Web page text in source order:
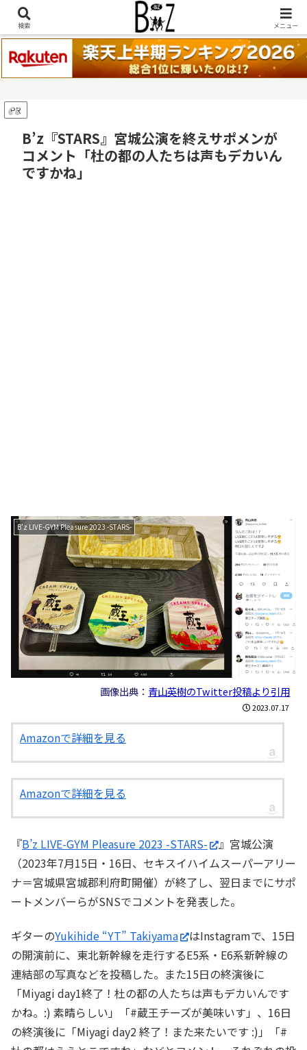
稲葉浩志『en-Zepp』『enⅣ』セトリ一覧はこちら
PR
B’z『STARS』宮城公演を終えサポメンが
コメント「杜の都の人たちは声もデカいん
ですかね」
B'z LIVE-GYM Pleasure 2023 -STARS-
画像出典： 青山英樹のTwitter投稿より引用
2023.07.17
Amazonで詳細を見る
Amazonで詳細を見る
『B’z LIVE-GYM Pleasure 2023 -STARS-
』宮城公演
（2023年7月15日・16日、セキスイハイムスーパーアリー
ナ＝宮城県宮城郡利府町開催）が終了し、翌日までにサポ
ートメンバーらがSNSでコメントを発表した。
ギターのYukihide “YT” Takiyama
はInstagramで、15日
の開演前に、東北新幹線を走行するE5系・E6系新幹線の
連結部の写真などを投稿した。また15日の終演後に
「Miyagi day1終了！杜の都の人たちは声もデカいんです
かね。:) 素晴らしい」「#蔵王チーズが美味いす」、16日
の終演後に「Miyagi day2 終了！また来たいです :)」「#
検索 メニュー